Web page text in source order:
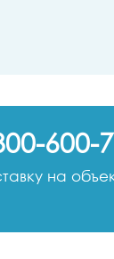
600-
на